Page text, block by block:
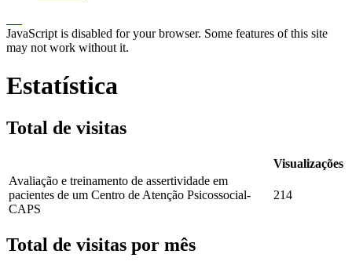
JavaScript is disabled for your browser. Some features of this site
may not work without it.
Estatística
Total de visitas
Visualizações
Avaliação e treinamento de assertividade em
pacientes de um Centro de Atenção Psicossocial-
CAPS
214
Total de visitas por mês